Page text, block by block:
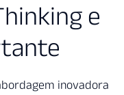
e
inovadora